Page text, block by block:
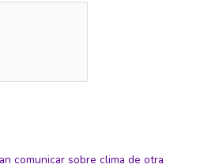
comunicar sobre clima de otra